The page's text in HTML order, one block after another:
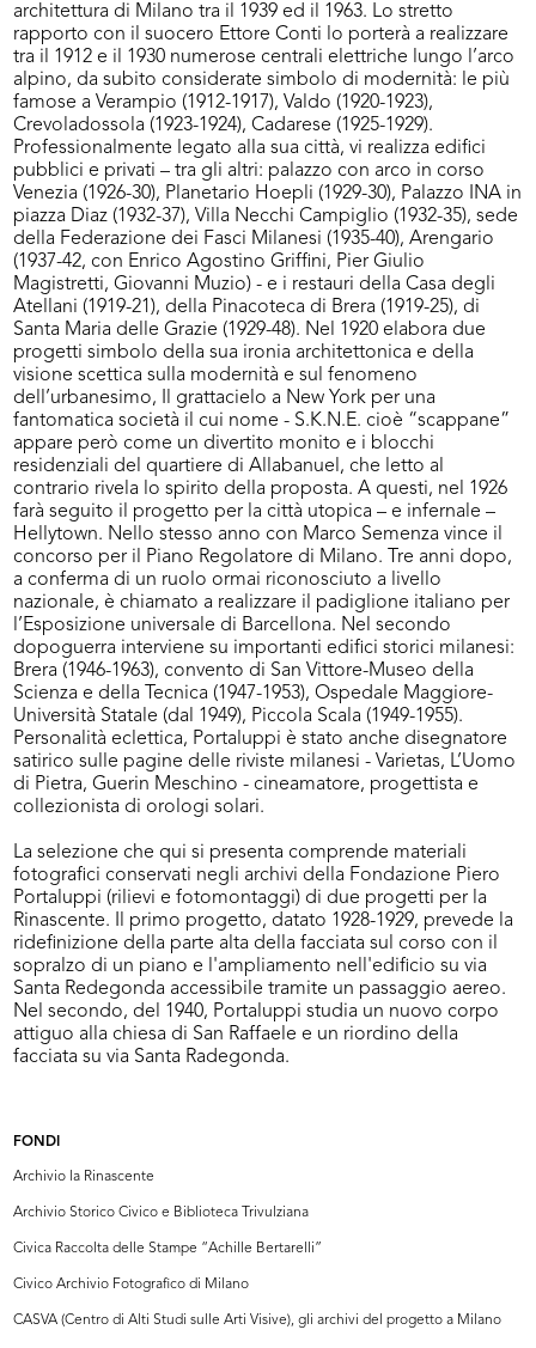
architettura di Milano tra il 1939 ed il 1963. Lo stretto
rapporto con il suocero Ettore Conti lo porterà a realizzare
tra il 1912 e il 1930 numerose centrali elettriche lungo l’arco
alpino, da subito considerate simbolo di modernità: le più
famose a Verampio (1912-1917), Valdo (1920-1923),
Crevoladossola (1923-1924), Cadarese (1925-1929).
Professionalmente legato alla sua città, vi realizza edifici
pubblici e privati – tra gli altri: palazzo con arco in corso
Venezia (1926-30), Planetario Hoepli (1929-30), Palazzo INA in
piazza Diaz (1932-37), Villa Necchi Campiglio (1932-35), sede
della Federazione dei Fasci Milanesi (1935-40), Arengario
(1937-42, con Enrico Agostino Griffini, Pier Giulio
Magistretti, Giovanni Muzio) - e i restauri della Casa degli
Atellani (1919-21), della Pinacoteca di Brera (1919-25), di
Santa Maria delle Grazie (1929-48). Nel 1920 elabora due
progetti simbolo della sua ironia architettonica e della
visione scettica sulla modernità e sul fenomeno
dell’urbanesimo, Il grattacielo a New York per una
fantomatica società il cui nome - S.K.N.E. cioè “scappane”
appare però come un divertito monito e i blocchi
residenziali del quartiere di Allabanuel, che letto al
contrario rivela lo spirito della proposta. A questi, nel 1926
farà seguito il progetto per la città utopica – e infernale –
Hellytown. Nello stesso anno con Marco Semenza vince il
concorso per il Piano Regolatore di Milano. Tre anni dopo,
a conferma di un ruolo ormai riconosciuto a livello
nazionale, è chiamato a realizzare il padiglione italiano per
l’Esposizione universale di Barcellona. Nel secondo
dopoguerra interviene su importanti edifici storici milanesi:
Brera (1946-1963), convento di San Vittore-Museo della
Scienza e della Tecnica (1947-1953), Ospedale Maggiore-
Università Statale (dal 1949), Piccola Scala (1949-1955).
Personalità eclettica, Portaluppi è stato anche disegnatore
satirico sulle pagine delle riviste milanesi - Varietas, L’Uomo
di Pietra, Guerin Meschino - cineamatore, progettista e
collezionista di orologi solari.
La selezione che qui si presenta comprende materiali
fotografici conservati negli archivi della Fondazione Piero
Portaluppi (rilievi e fotomontaggi) di due progetti per la
Rinascente. Il primo progetto, datato 1928-1929, prevede la
ridefinizione della parte alta della facciata sul corso con il
sopralzo di un piano e l'ampliamento nell'edificio su via
Santa Redegonda accessibile tramite un passaggio aereo.
Nel secondo, del 1940, Portaluppi studia un nuovo corpo
attiguo alla chiesa di San Raffaele e un riordino della
facciata su via Santa Radegonda.
FONDI
Archivio la Rinascente
Archivio Storico Civico e Biblioteca Trivulziana
Civica Raccolta delle Stampe “Achille Bertarelli”
Civico Archivio Fotografico di Milano
CASVA (Centro di Alti Studi sulle Arti Visive), gli archivi del progetto a Milano